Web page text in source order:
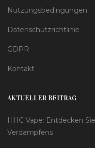
Nutzungsbedingungen
Datenschutzrichtlinie
GDPR
Kontakt
AKTUELLER BEITRAG
HHC Vape: Entdecken
Verdampfens